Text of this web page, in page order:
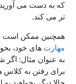
که به دست می آورید
تر می کند.
همچنین ممکن است
مهارت های خود،
به عنوان مثال:
برای رفتن به کلاس